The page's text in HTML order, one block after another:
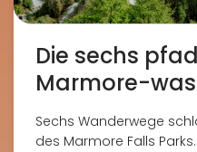
Die sechs
Marmore-
Sechs Wanderwege
des Marmore Falls Parks.